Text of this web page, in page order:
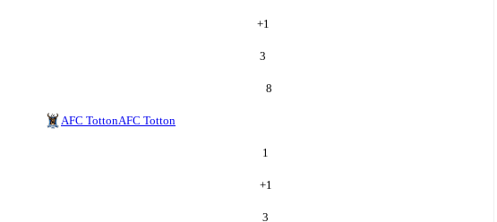
+1
3
8
AFC TottonAFC Totton
1
+1
3